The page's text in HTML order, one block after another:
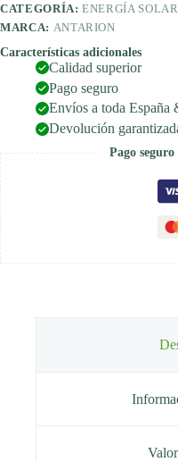
CATEGORÍA:ENERGÍA SOLAR
MARCA: ANTARION
Características adicionales
Calidad superior
Pago seguro
Envíos a toda España
Devolución
Pago